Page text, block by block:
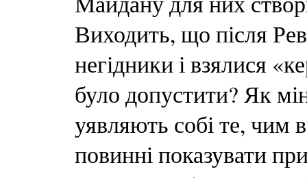
Виходить, що після
негідники і взялися
було допустити? Як
уявляють собі те, чим
повинні показувати